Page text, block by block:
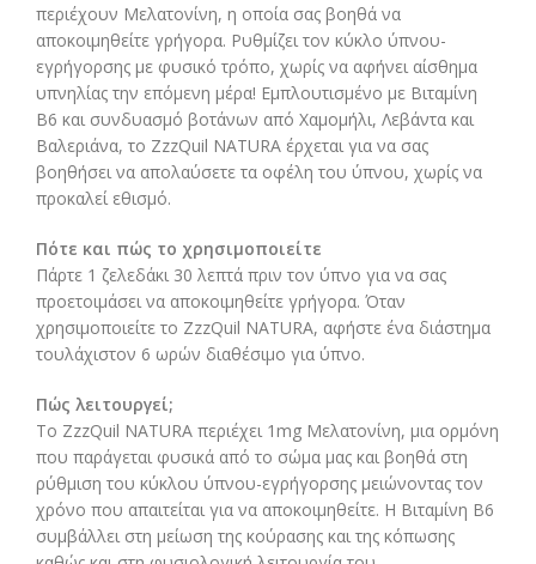
περιέχουν Μελατονίνη, η οποία σας βοηθά να
αποκοιμηθείτε γρήγορα. Ρυθμίζει τον κύκλο ύπνου-
εγρήγορσης με φυσικό τρόπο, χωρίς να αφήνει αίσθημα
υπνηλίας την επόμενη μέρα! Εμπλουτισμένο με Βιταμίνη
Β6 και συνδυασμό βοτάνων από Χαμομήλι, Λεβάντα και
Βαλεριάνα, το ZzzQuil NATURA έρχεται για να σας
βοηθήσει να απολαύσετε τα οφέλη του ύπνου, χωρίς να
προκαλεί εθισμό.
Πότε και πώς το χρησιμοποιείτε
Πάρτε 1 ζελεδάκι 30 λεπτά πριν τον ύπνο για να σας
προετοιμάσει να αποκοιμηθείτε γρήγορα. Όταν
χρησιμοποιείτε το ZzzQuil NATURA, αφήστε ένα διάστημα
τουλάχιστον 6 ωρών διαθέσιμο για ύπνο.
Πώς λειτουργεί;
Το ZzzQuil NATURA περιέχει 1mg Mελατονίνη, μια ορμόνη
που παράγεται φυσικά από το σώμα μας και βοηθά στη
ρύθμιση του κύκλου ύπνου-εγρήγορσης μειώνοντας τον
χρόνο που απαιτείται για να αποκοιμηθείτε. Η Βιταμίνη Β6
συμβάλλει στη μείωση της κούρασης και της κόπωσης